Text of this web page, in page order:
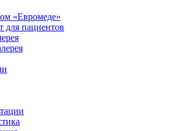
«Евромеде»
для пациентов